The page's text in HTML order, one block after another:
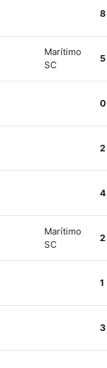
8
Marítimo
SC
5
0
2
4
Marítimo
SC
2
1
3